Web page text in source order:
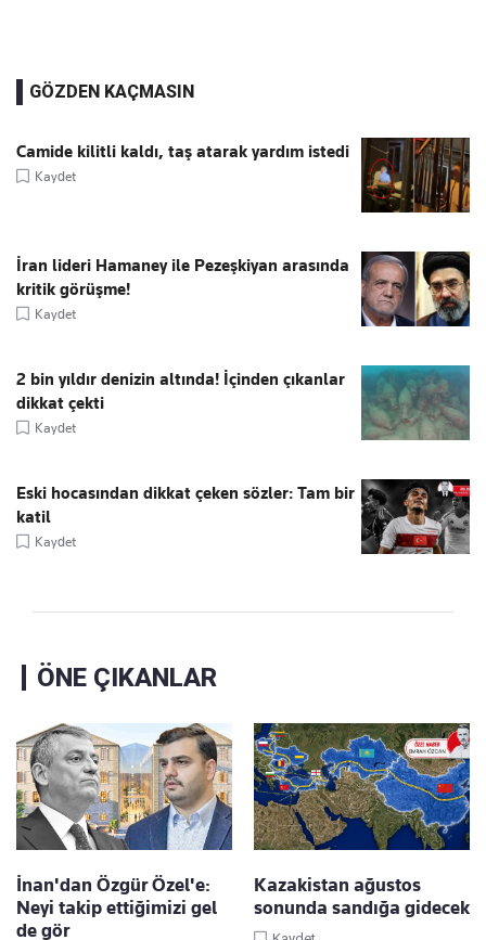
GÖZDEN KAÇMASIN
Camide kilitli kaldı, taş atarak yardım istedi
Kaydet
İran lideri Hamaney ile Pezeşkiyan arasında
kritik görüşme!
Kaydet
2 bin yıldır denizin altında! İçinden çıkanlar
dikkat çekti
Kaydet
Eski hocasından dikkat çeken sözler: Tam bir
katil
Kaydet
ÖNE ÇIKANLAR
İnan'dan Özgür Özel'e:
Neyi takip ettiğimizi gel
de gör
Kazakistan ağustos
sonunda sandığa gidecek